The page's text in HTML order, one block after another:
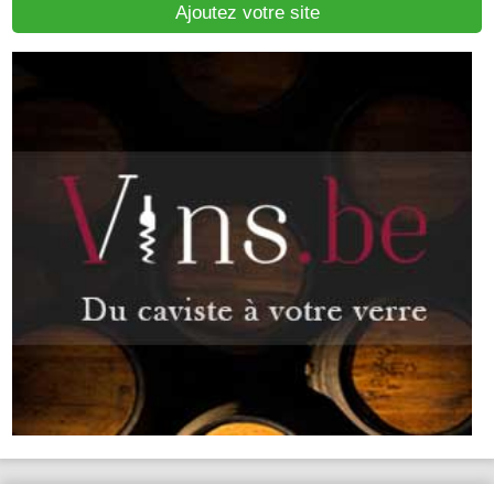
Ajoutez votre site